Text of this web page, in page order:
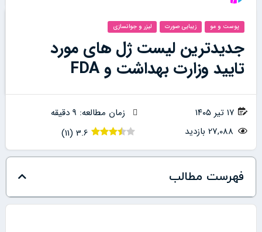
پوست و مو زیبایی صورت لیزر و جوانسازی
جدیدترین لیست ژل های مورد
تایید وزارت بهداشت و FDA
۱۷ تیر ۱۴۰۵
زمان مطالعه: 9 دقیقه
27,088 بازدید
3.6
(
11
)
فهرست مطالب